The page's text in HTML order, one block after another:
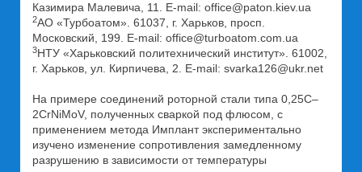
Казимира Малевича, 11. E-mail: office@paton.kiev.ua
2АО «Турбоатом». 61037, г. Харьков, просп.
Московский, 199. Е-mail: office@turboatom.com.ua
3НТУ «Харьковский политехнический институт». 61002,
г. Харьков, ул. Кирпичева, 2. Е-mail: svarka126@ukr.net
На примере соединений роторной стали типа 0,25С–
2CrNiMoV, полученных сваркой под флюсом, c
применением метода Имплант экспериментально
изучено изменение сопротивления замедленному
разрушению в зависимости от температуры